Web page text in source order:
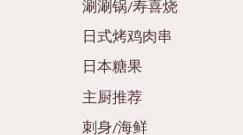
涮涮锅/寿喜烧
日式烤鸡肉串
日本糖果
主厨推荐
刺身/海鲜